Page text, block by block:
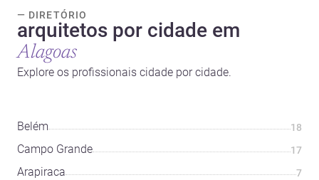
— DIRETÓRIO
arquitetos por cidade em
Alagoas
Explore os profissionais cidade por cidade.
Belém 18
Campo Grande 17
Arapiraca 7